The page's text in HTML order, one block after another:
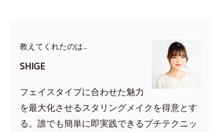
教えてくれたのは...
SHIGE
フェイスタイプに合わせた魅力
を最大化させるスタリングメイクを得意とす
る。誰でも簡単に即実践できるプチテクニッ